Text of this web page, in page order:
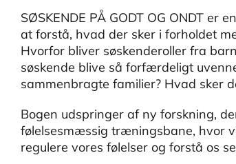
SØSKENDE PÅ GODT OG ONDT
at forstå, hvad der sker i forholdet
Hvorfor bliver søskenderoller fra
søskende blive så forfærdeligt
sammenbragte familier? Hvad sker
Bogen udspringer af ny forskning,
følelsesmæssig træningsbane, hvor
regulere vores følelser og forstå os